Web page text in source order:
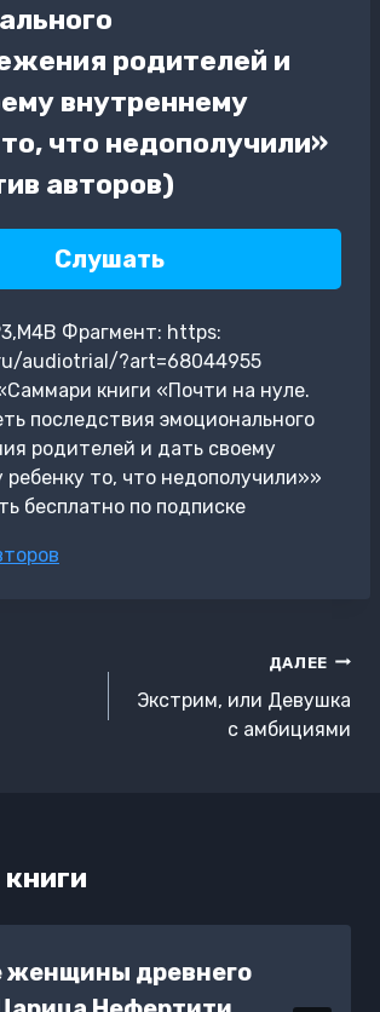
родителей и
внутреннему
что недополучили»
авторов)
Слушать
Фрагмент: https:
audiotrial/?art=68044955
книги «Почти на нуле.
последствия эмоционального
родителей и дать своему
ребенку то, что недополучили»»
бесплатно по подписке
ДАЛЕЕ
Экстрим, или Девушка
с амбициями
женщины древнего